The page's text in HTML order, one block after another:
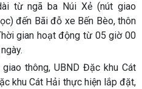
từ ngã ba Núi Xẻ (nút giao
đến Bãi đỗ xe Bến Bèo, thôn
gian hoạt động từ 05 giờ 00
thông, UBND Đặc khu Cát
khu Cát Hải thực hiện lắp đặt,